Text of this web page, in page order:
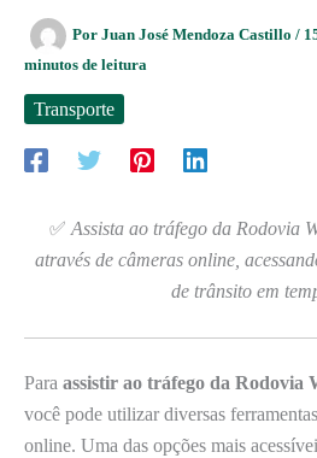
Por Juan José Mendoza Castillo /
minutos de leitura
Transporte
✅ Assista ao tráfego da Rodovia
através de câmeras online,
de trânsito em
Para assistir ao tráfego da Rodovia
você pode utilizar diversas
online. Uma das opções mais